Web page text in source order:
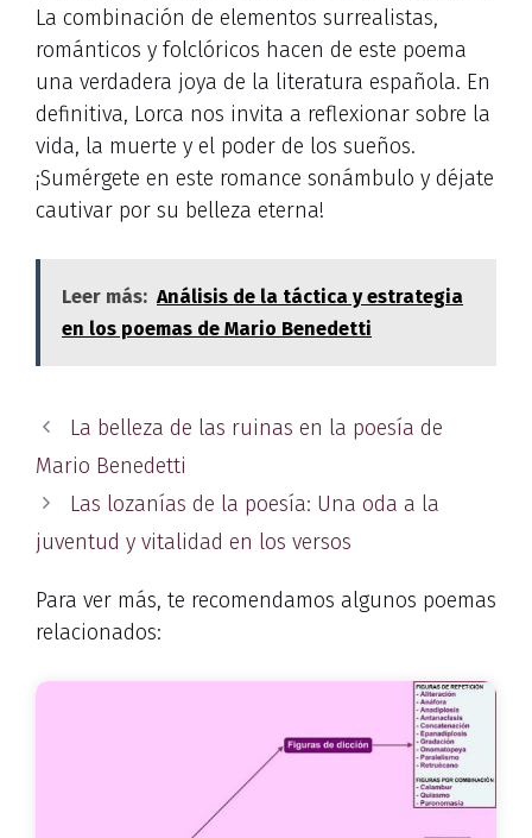
La combinación de elementos surrealistas,
románticos y folclóricos hacen de este poema
una verdadera joya de la literatura española. En
definitiva, Lorca nos invita a reflexionar sobre la
vida, la muerte y el poder de los sueños.
¡Sumérgete en este romance sonámbulo y déjate
cautivar por su belleza eterna!
Leer más: Análisis de la táctica y estrategia
en los poemas de Mario Benedetti
La belleza de las ruinas en la poesía de
Mario Benedetti
Las lozanías de la poesía: Una oda a la
juventud y vitalidad en los versos
Para ver más, te recomendamos algunos poemas
relacionados: